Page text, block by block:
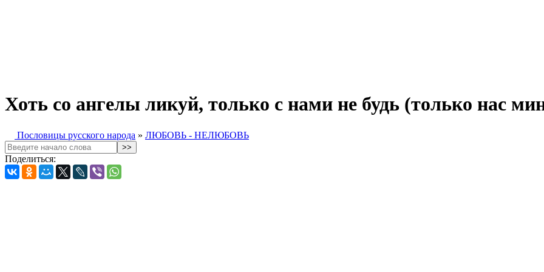
Хоть со ангелы ликуй, только с нами не будь (только нас
Пословицы русского народа » ЛЮБОВЬ - НЕЛЮБОВЬ
Поделиться: